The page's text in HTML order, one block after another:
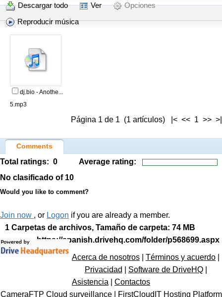
Descargar todo
Ver
Opciones
Reproducir música
dj.bio - Anothe...
5.mp3
Página 1 de 1 (1 artículos) |< << 1 >> >|
Comments
Total ratings: 0
Average rating:
No clasificado of 10
Would you like to comment?
Join now , or Logon if you are already a member.
1 Carpetas de archivos, Tamaño de carpeta: 74 MB
https://spanish.drivehq.com/folder/p568699.aspx
Acerca de nosotros Términos y acuerdo
Privacidad
Software de DriveHQ|
Asistencia
Contactos
CameraFTP Cloud surveillance| FirstCloudIT Hosting Platform